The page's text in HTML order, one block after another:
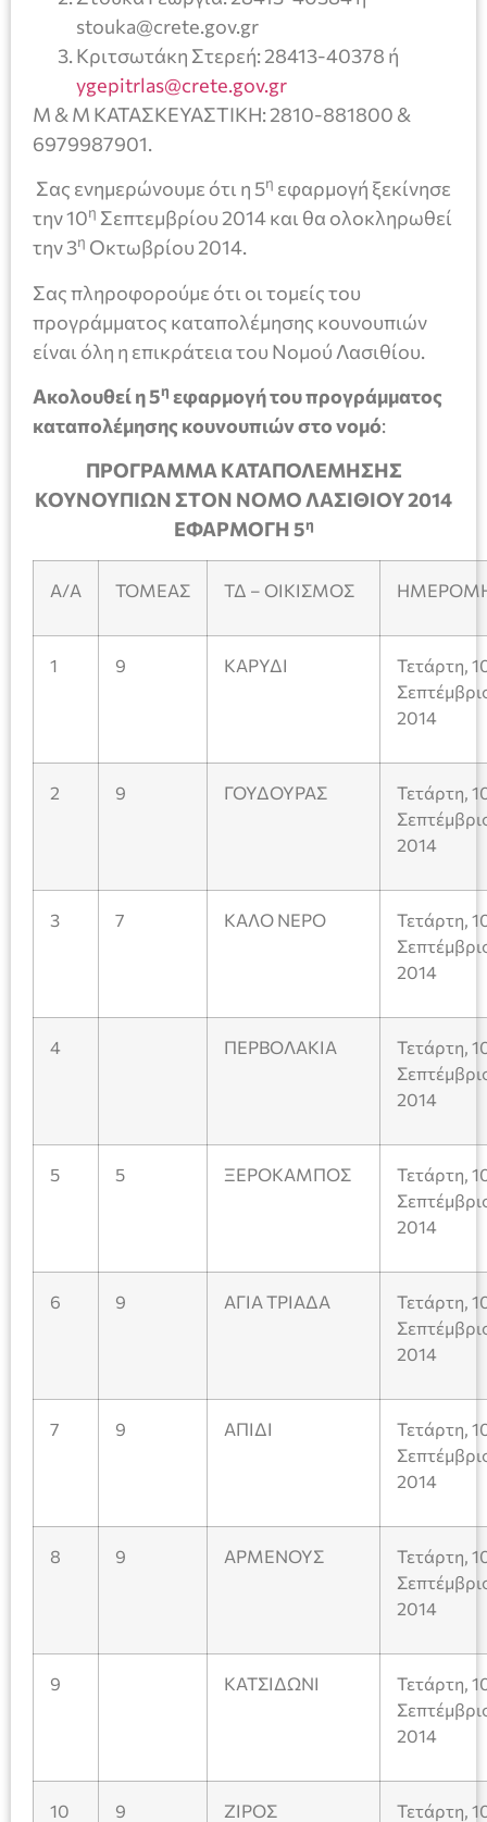
stouka@crete.gov.gr
Κριτσωτάκη Στερεή: 28413-40378 ή
ygepitrlas@crete.gov.gr
Μ & Μ ΚΑΤΑΣΚΕΥΑΣΤΙΚΗ: 2810-881800 &
6979987901.
Σας ενημερώνουμε ότι η 5η εφαρμογή ξεκίνησε
την 10η Σεπτεμβρίου 2014 και θα ολοκληρωθεί
την 3η Οκτωβρίου 2014.
Σας πληροφορούμε ότι οι τομείς του
προγράμματος καταπολέμησης κουνουπιών
είναι όλη η επικράτεια του Νομού Λασιθίου.
Ακολουθεί η5η εφαρμογή του προγράμματος
καταπολέμησης κουνουπιών στο νομό:
ΠΡΟΓΡΑΜΜΑ ΚΑΤΑΠΟΛΕΜΗΣΗΣ
ΚΟΥΝΟΥΠΙΩΝ ΣΤΟΝ ΝΟΜΟ ΛΑΣΙΘΙΟΥ 2014
ΕΦΑΡΜΟΓΗ 5η
Α/Α ΤΟΜΕΑΣ ΤΔ – ΟΙΚΙΣΜΟΣ
1 9 ΚΑΡΥΔΙ
Τετάρτη,
2014
2 9 ΓΟΥΔΟΥΡΑΣ
Τετάρτη,
2014
3 7 ΚΑΛΟ ΝΕΡΟ
Τετάρτη,
2014
4 ΠΕΡΒΟΛΑΚΙΑ
Τετάρτη,
2014
5 5 ΞΕΡΟΚΑΜΠΟΣ
Τετάρτη,
2014
6 9 ΑΓΙΑ ΤΡΙΑΔΑ
Τετάρτη,
2014
7 9 ΑΠΙΔΙ
Τετάρτη,
2014
8 9 ΑΡΜΕΝΟΥΣ
Τετάρτη,
2014
9 ΚΑΤΣΙΔΩΝΙ
Τετάρτη,
2014
10 9 ΖΙΡΟΣ
Τετάρτη,